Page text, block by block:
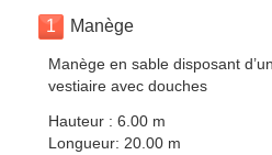
1 Manège
Manège en sable disposant
vestiaire avec douches
Hauteur : 6.00 m
Longueur: 20.00 m